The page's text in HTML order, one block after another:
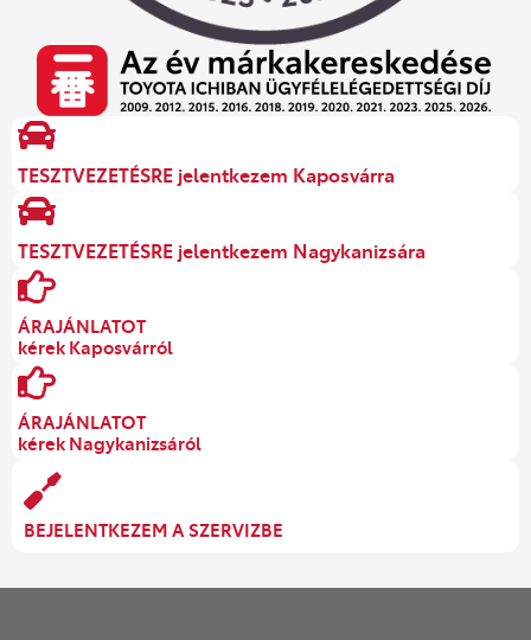
TESZTVEZETÉSRE jelentkezem Kaposvárra
TESZTVEZETÉSRE jelentkezem Nagykanizsára
ÁRAJÁNLATOT
kérek Kaposvárról
ÁRAJÁNLATOT
kérek Nagykanizsáról
BEJELENTKEZEM A SZERVIZBE